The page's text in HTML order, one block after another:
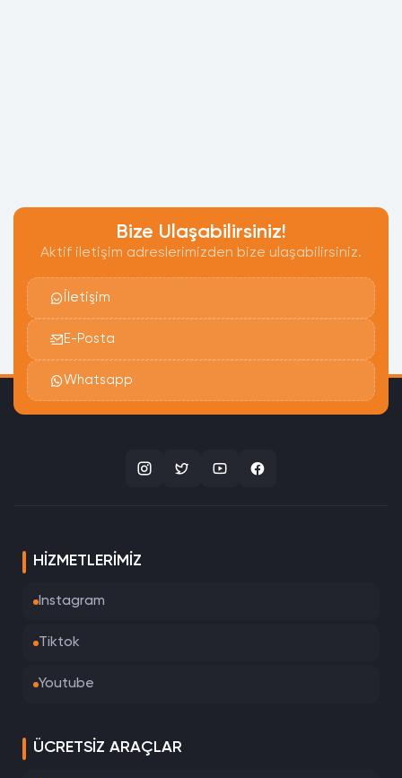
Bize Ulaşabilirsiniz!
Aktif iletişim adreslerimizden bize ulaşabilirsiniz.
İletişim
E-Posta
Whatsapp
HIZMETLERIMIZ
Instagram
Tiktok
Youtube
ÜCRETSIZ ARAÇLAR